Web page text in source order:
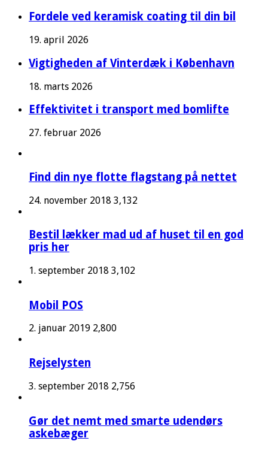
Fordele ved keramisk coating til din bil
19. april 2026
Vigtigheden af Vinterdæk i København
18. marts 2026
Effektivitet i transport med bomlifte
27. februar 2026
Find din nye flotte flagstang på nettet
24. november 2018 3,132
Bestil lækker mad ud af huset til en god
pris her
1. september 2018 3,102
Mobil POS
2. januar 2019 2,800
Rejselysten
3. september 2018 2,756
Gør det nemt med smarte udendørs
askebæger